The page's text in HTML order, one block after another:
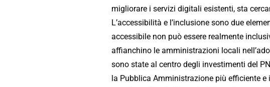
migliorare i servizi digitali esistenti, sta
L’accessibilità e l’inclusione sono due
accessibile non può essere realmente
affianchino le amministrazioni locali
sono state al centro degli investimenti del
la Pubblica Amministrazione più efficiente